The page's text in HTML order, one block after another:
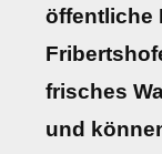
öffentliche
frisches
und